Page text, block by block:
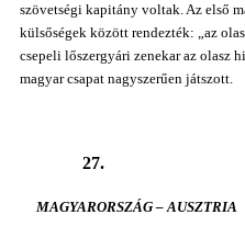
szövetségi kapitány voltak. Az első
külsőségek között rendezték: „az
csepeli lőszergyári zenekar az olasz
magyar csapat nagyszerűen játszott.
27.
MAGYARORSZÁG –